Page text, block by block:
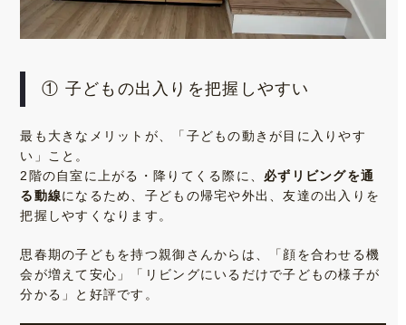
① 子どもの出入りを把握しやすい
最も大きなメリットが、「子どもの動きが目に入りやす
い」こと。
2階の自室に上がる・降りてくる際に、 必ずリビングを通
る動線になるため、子どもの帰宅や外出、友達の出入りを
把握しやすくなります。
思春期の子どもを持つ親御さんからは、「顔を合わせる機
会が増えて安心」「リビングにいるだけで子どもの様子が
分かる」と好評です。